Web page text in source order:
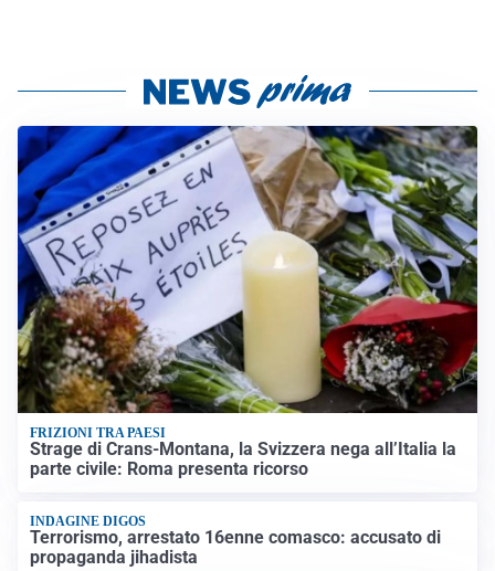
FRIZIONI TRA PAESI
Strage di Crans-Montana, la Svizzera nega all’Italia la
parte civile: Roma presenta ricorso
INDAGINE DIGOS
Terrorismo, arrestato 16enne comasco: accusato di
propaganda jihadista